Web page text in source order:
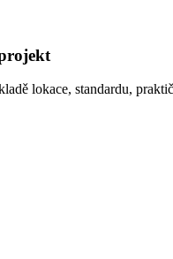
lokace, standardu,